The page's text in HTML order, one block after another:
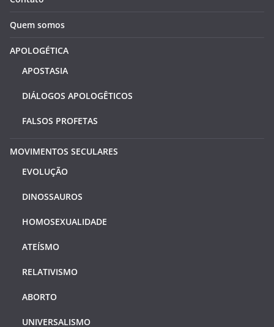
Quem somos
APOLOGÉTICA
APOSTASIA
DIÁLOGOS APOLOGÊTICOS
FALSOS PROFETAS
MOVIMENTOS SECULARES
EVOLUÇÃO
DINOSSAUROS
HOMOSEXUALIDADE
ATEÍSMO
RELATIVISMO
ABORTO
UNIVERSALISMO